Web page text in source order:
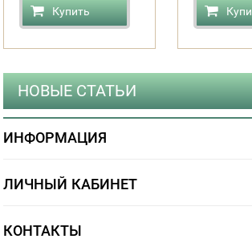
Купить
НОВЫЕ СТАТЬИ
ИНФОРМАЦИЯ
ЛИЧНЫЙ КАБИНЕТ
КОНТАКТЫ